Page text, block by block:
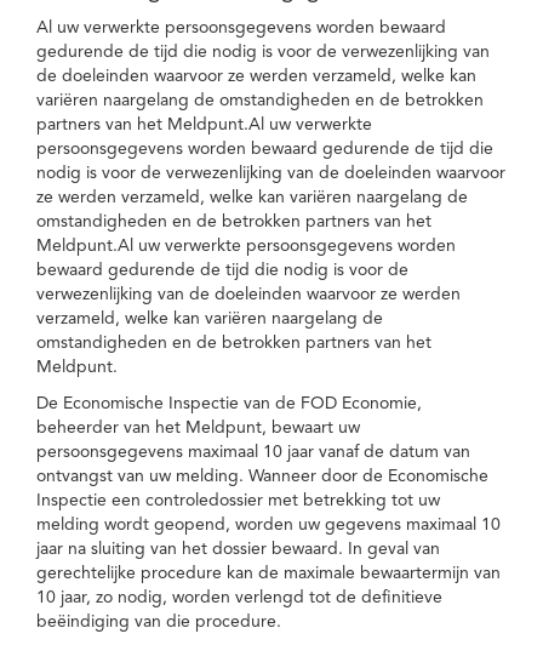
Al uw verwerkte persoonsgegevens worden bewaard
gedurende de tijd die nodig is voor de verwezenlijking van
de doeleinden waarvoor ze werden verzameld, welke kan
variëren naargelang de omstandigheden en de betrokken
partners van het Meldpunt.Al uw verwerkte
persoonsgegevens worden bewaard gedurende de tijd die
nodig is voor de verwezenlijking van de doeleinden waarvoor
ze werden verzameld, welke kan variëren naargelang de
omstandigheden en de betrokken partners van het
Meldpunt.Al uw verwerkte persoonsgegevens worden
bewaard gedurende de tijd die nodig is voor de
verwezenlijking van de doeleinden waarvoor ze werden
verzameld, welke kan variëren naargelang de
omstandigheden en de betrokken partners van het
Meldpunt.
De Economische Inspectie van de FOD Economie,
beheerder van het Meldpunt, bewaart uw
persoonsgegevens maximaal 10 jaar vanaf de datum van
ontvangst van uw melding. Wanneer door de Economische
Inspectie een controledossier met betrekking tot uw
melding wordt geopend, worden uw gegevens maximaal 10
jaar na sluiting van het dossier bewaard. In geval van
gerechtelijke procedure kan de maximale bewaartermijn van
10 jaar, zo nodig, worden verlengd tot de definitieve
beëindiging van die procedure.